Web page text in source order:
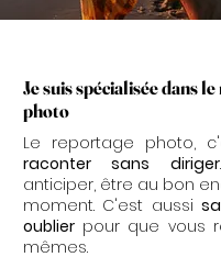
Je suis spécialisée dans
photo
Le reportage photo,
raconter sans diriger
anticiper, être au bon
moment. C'est aussi
oublier pour que vous
mêmes.